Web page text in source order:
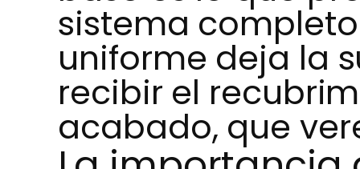
sistema
uniforme deja la
recibir el
acabado, que